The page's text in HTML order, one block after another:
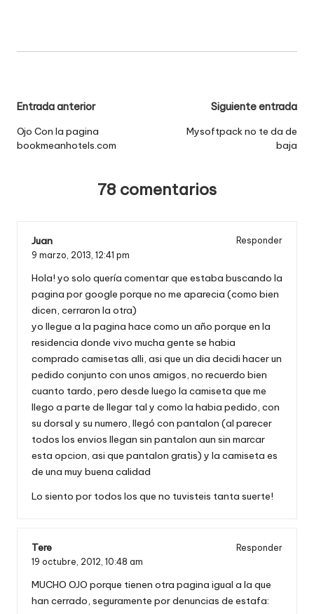
Navegación
de
entradas
Entrada anterior
Ojo Con la pagina
bookmeanhotels.com
Siguiente entrada
Mysoftpack no te da de
baja
78 comentarios
Juan
Responder
9 marzo, 2013, 12:41 pm
Hola! yo solo quería comentar que estaba buscando la
pagina por google porque no me aparecia (como bien
dicen, cerraron la otra)
yo llegue a la pagina hace como un año porque en la
residencia donde vivo mucha gente se habia
comprado camisetas alli, asi que un dia decidi hacer un
pedido conjunto con unos amigos, no recuerdo bien
cuanto tardo, pero desde luego la camiseta que me
llego a parte de llegar tal y como la habia pedido, con
su dorsal y su numero, llegó con pantalon (al parecer
todos los envios llegan sin pantalon aun sin marcar
esta opcion, asi que pantalon gratis) y la camiseta es
de una muy buena calidad
Lo siento por todos los que no tuvisteis tanta suerte!
Tere
Responder
19 octubre, 2012, 10:48 am
MUCHO OJO porque tienen otra pagina igual a la que
han cerrado, seguramente por denuncias de estafa: